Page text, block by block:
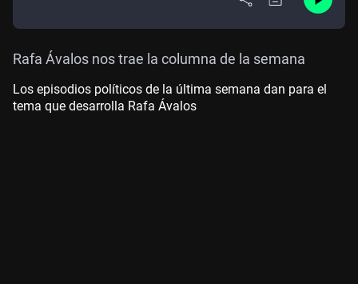
Rafa Ávalos nos trae la columna de la semana
Los episodios políticos de la última semana dan para el
tema que desarrolla Rafa Ávalos